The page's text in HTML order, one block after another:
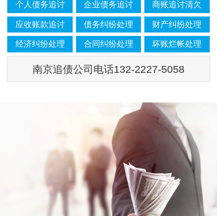
个人债务追讨 企业债务追讨 商账追讨清欠
应收账款追讨 债务纠纷处理 财产纠纷处理
经济纠纷处理 合同纠纷处理 坏账烂帐处理
南京追债公司电话132-2227-5058